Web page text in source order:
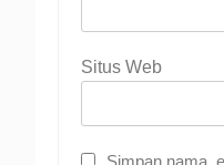
Situs Web
Simpan nama,